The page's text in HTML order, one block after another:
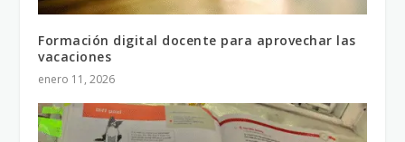
Formación digital docente para aprovechar las
vacaciones
enero 11, 2026